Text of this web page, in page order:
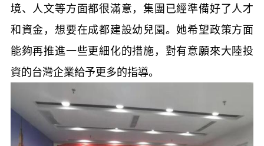
境、人文等方面都很滿意，集團已經準備好了人才
和資金，想要在成都建設幼兒園。她希望政策方面
能夠再推進一些更細化的措施，對有意願來大陸投
資的台灣企業給予更多的指導。